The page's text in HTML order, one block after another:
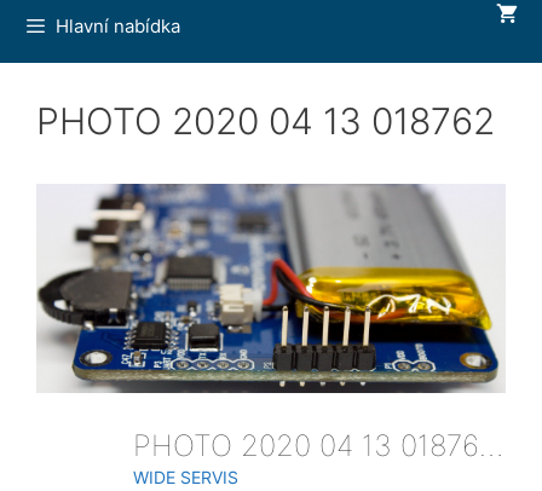
Hlavní nabídka
PHOTO 2020 04 13 018762
PHOTO 2020 04 13 018762
WIDE SERVIS